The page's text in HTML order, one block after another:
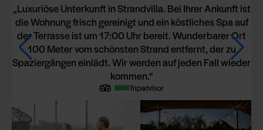
Luxuriöse Unterkunft in Strandvilla. Bei Ihrer Ankunft ist
die Wohnung frisch gereinigt und ein köstliches Spa auf
der Terrasse ist um 17:00 Uhr bereit. Wunderbarer Ort
100 Meter vom schönsten Strand entfernt, der zu
Spaziergängen einlädt. Wir werden auf jeden Fall wieder
kommen.
*****Tripadvisor